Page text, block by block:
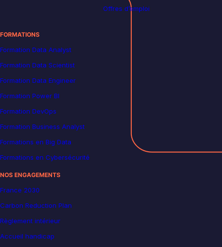
Offres d’emploi
FORMATIONS
Formation Data Analyst
Formation Data Scientist
Formation Data Engineer
Formation Power BI
Formation DevOps
Formation Business Analyst
Formations en Big Data
Formations en Cybersécurité
NOS ENGAGEMENTS
France 2030
Carbon Reduction Plan
Règlement intérieur
Accueil handicap